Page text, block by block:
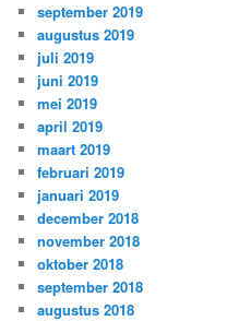
september 2019
augustus 2019
juli 2019
juni 2019
mei 2019
april 2019
maart 2019
februari 2019
januari 2019
december 2018
november 2018
oktober 2018
september 2018
augustus 2018